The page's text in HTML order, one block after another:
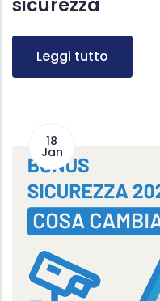
sicurezza
Leggi tutto
18
Jan